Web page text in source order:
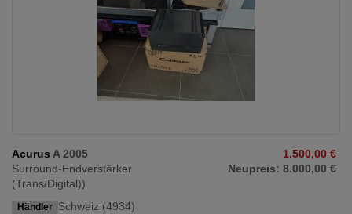
Acurus A 2005
Surround-Endverstärker
(Trans/Digital))
Händler Schweiz (4934)
1.500,00 €
Neupreis: 8.000,00 €